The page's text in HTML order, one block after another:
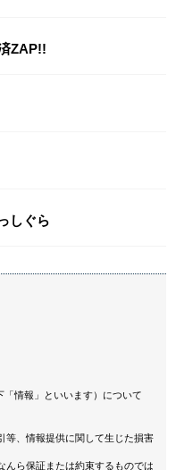
ZAP!!
しぐら
情報」といいます）について
等、情報提供に関して生じた損害
んら保証または約束するものでは